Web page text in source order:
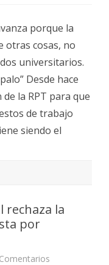
porque la
otras cosas, no
universitarios.
Desde hace
la RPT para que
de trabajo
siendo el
rechaza la
por
Comentarios